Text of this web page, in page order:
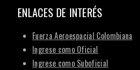
ENLACES DE INTERÉS
Fuerza Aeroespacial Colombiana
Ingrese como Oficial
Ingrese como Suboficial